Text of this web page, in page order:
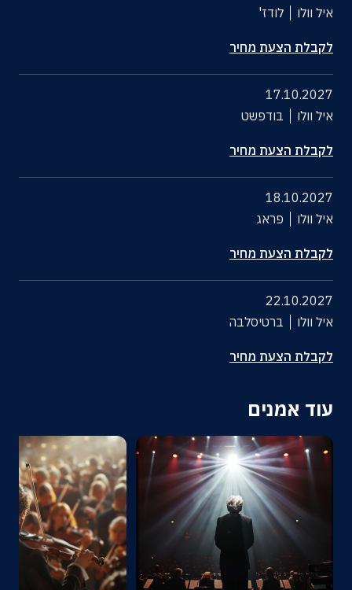
איל וולו
לודז'
לקבלת הצעת מחיר
17.10.2027
איל וולו
בודפשט
לקבלת הצעת מחיר
18.10.2027
איל וולו
פראג
לקבלת הצעת מחיר
22.10.2027
איל וולו
ברטיסלבה
לקבלת הצעת מחיר
עוד אמנים